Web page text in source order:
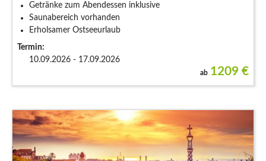
Getränke zum Abendessen inklusive
Saunabereich vorhanden
Erholsamer Ostseeurlaub
Termin:
10.09.2026 - 17.09.2026
ab 1209 €